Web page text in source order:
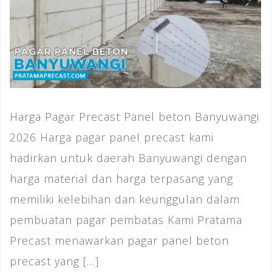
Harga Pagar Precast Panel beton Banyuwangi
2026 Harga pagar panel precast kami
hadirkan untuk daerah Banyuwangi dengan
harga material dan harga terpasang yang
memiliki kelebihan dan keunggulan dalam
pembuatan pagar pembatas Kami Pratama
Precast menawarkan pagar panel beton
precast yang […]